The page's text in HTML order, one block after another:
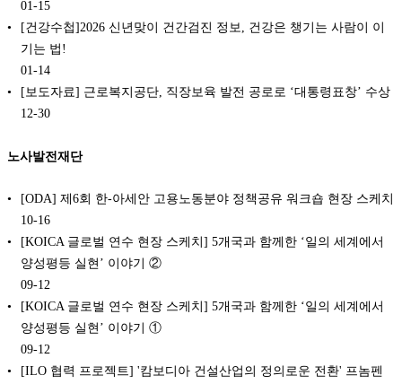
01-15
[건강수첩]2026 신년맞이 건간검진 정보, 건강은 챙기는 사람이 이
기는 법!
01-14
[보도자료] 근로복지공단, 직장보육 발전 공로로 ‘대통령표창’ 수상
12-30
노사발전재단
[ODA] 제6회 한-아세안 고용노동분야 정책공유 워크숍 현장 스케치
10-16
[KOICA 글로벌 연수 현장 스케치] 5개국과 함께한 ‘일의 세계에서
양성평등 실현’ 이야기 ②
09-12
[KOICA 글로벌 연수 현장 스케치] 5개국과 함께한 ‘일의 세계에서
양성평등 실현’ 이야기 ①
09-12
[ILO 협력 프로젝트] '캄보디아 건설산업의 정의로운 전환' 프놈펜